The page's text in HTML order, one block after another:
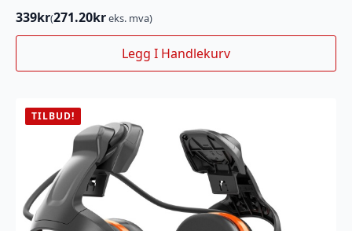
339kr(271.20kreks. mva)
Legg I Handlekurv
TILBUD!